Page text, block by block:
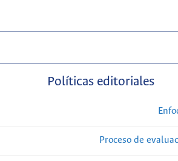
Políticas editoriales
Proceso de